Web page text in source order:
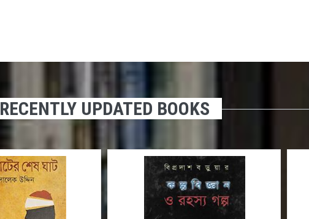
RECENTLY UPDATED BOOKS